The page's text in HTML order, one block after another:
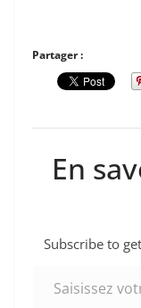
Partager :
En
Subscribe to